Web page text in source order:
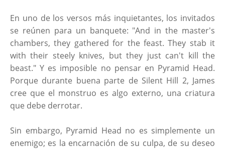
En uno de los versos más inquietantes, los invitados
se reúnen para un banquete: "And in the master's
chambers, they gathered for the feast. They stab it
with their steely knives, but they just can't kill the
beast." Y es imposible no pensar en Pyramid Head.
Porque durante buena parte de Silent Hill 2, James
cree que el monstruo es algo externo, una criatura
que debe derrotar.
Sin embargo, Pyramid Head no es simplemente un
enemigo; es la encarnación de su culpa, de su deseo